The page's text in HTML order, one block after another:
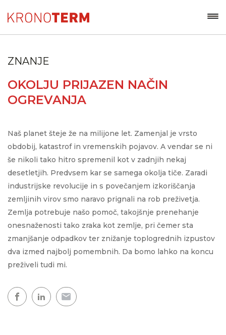
ZNANJE
OKOLJU PRIJAZEN NAČIN
OGREVANJA
Naš planet šteje že na milijone let. Zamenjal je vrsto
obdobij, katastrof in vremenskih pojavov. A vendar se ni
še nikoli tako hitro spremenil kot v zadnjih nekaj
desetletjih. Predvsem kar se samega okolja tiče. Zaradi
industrijske revolucije in s povečanjem izkoriščanja
zemljinih virov smo naravo prignali na rob preživetja.
Zemlja potrebuje našo pomoč, takojšnje prenehanje
onesnaženosti tako zraka kot zemlje, pri čemer sta
zmanjšanje odpadkov ter znižanje toplogrednih izpustov
dva izmed najbolj pomembnih. Da bomo lahko na koncu
preživeli tudi mi.